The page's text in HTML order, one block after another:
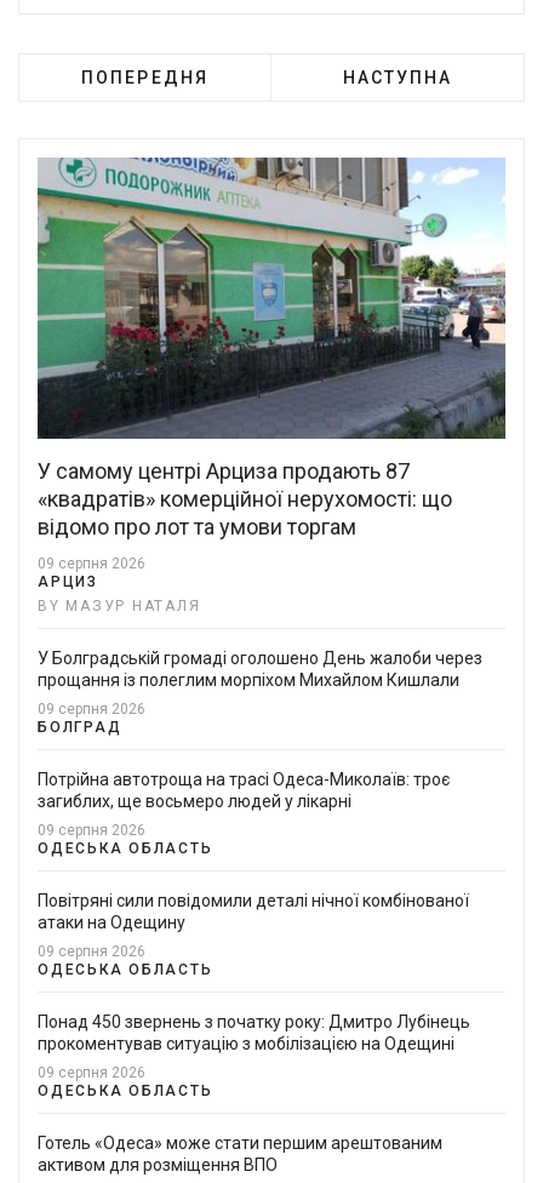
ПОПЕРЕДНЯ НАСТУПНА
У самому центрі Арциза продають 87
«квадратів» комерційної нерухомості: що
відомо про лот та умови торгам
09 серпня 2026
АРЦИЗ
BY МАЗУР НАТАЛЯ
У Болградській громаді оголошено День жалоби через
прощання із полеглим морпіхом Михайлом Кишлали
09 серпня 2026
БОЛГРАД
Потрійна автотроща на трасі Одеса-Миколаїв: троє
загиблих, ще восьмеро людей у лікарні
09 серпня 2026
ОДЕСЬКА ОБЛАСТЬ
Повітряні сили повідомили деталі нічної комбінованої
атаки на Одещину
09 серпня 2026
ОДЕСЬКА ОБЛАСТЬ
Понад 450 звернень з початку року: Дмитро Лубінець
прокоментував ситуацію з мобілізацією на Одещині
09 серпня 2026
ОДЕСЬКА ОБЛАСТЬ
Готель «Одеса» може стати першим арештованим
активом для розміщення ВПО